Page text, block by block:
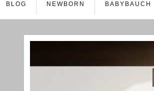
BLOG NEWBORN BABYBAUCH